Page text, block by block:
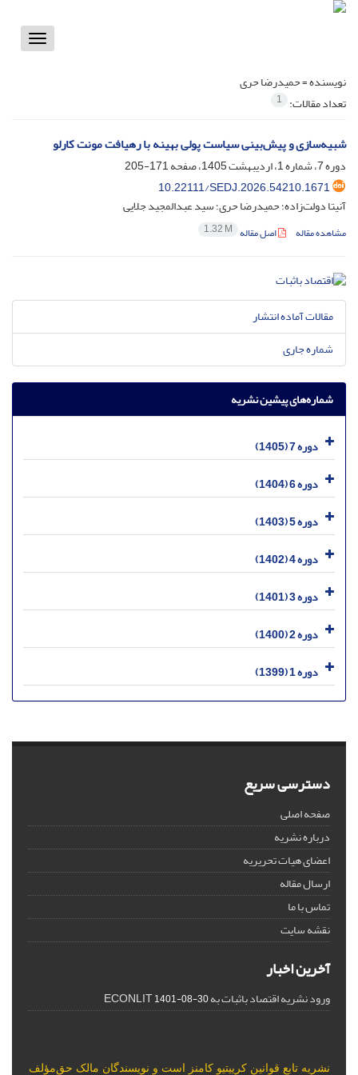
Toggle
نویسنده =حمیدرضا حری
تعداد مقالات: 1
شبیه‌سازی و پیش‌بینی سیاست پولی بهینه با رهیافت مونت کارلو
دوره 7، شماره 1، اردیبهشت 1405، صفحه
171-205
10.22111/SEDJ.2026.54210.1671
آنیتا دولت‌زاده؛ حمیدرضا حری؛ سید عبدالمجید جلایی
مشاهده مقاله اصل مقاله 1.32 M
مقالات آماده انتشار
شماره جاری
شماره‌های پیشین نشریه
دوره 7 (1405)
دوره 6 (1404)
دوره 5 (1403)
دوره 4 (1402)
دوره 3 (1401)
دوره 2 (1400)
دوره 1 (1399)
دسترسی سریع
صفحه اصلی
درباره نشریه
اعضای هیات تحریریه
ارسال مقاله
تماس با ما
نقشه سایت
آخرین اخبار
ورود نشریه اقتصاد باثبات به ECONLIT1401-08-30
نشریه تابع قوانینکرییتیو کامنز است و نویسندگان مالک حق‌مؤلف